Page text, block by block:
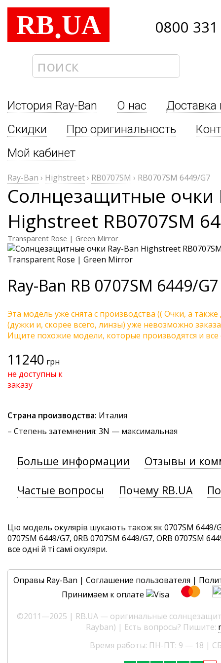
RB.UA 0800
История Ray-Ban О нас
Доставка
Скидки
Про оригинальность
Мой кабинет
Ray-Ban › Highstreet› RB0707SM › RB0707SM 6449/G7
Солнцезащитные очки
Highstreet RB0707SM
Transparent Rose | Green Mirror
Ray-Ban RB 0707SM 6449/G7
Эта модель уже снята с производства (( Очки, а
(дужки и, скорее всего, линзы) уже невозможно
Ищите похожие модели, которые производятся и
11240 грн
не доступны к
заказу
Страна производства: Италия
– Степень затемнения: 3N — максимальная
Больше информации Отзывы и
Частые вопросы Почему RB.UA
Цю модель окулярів шукають також як 0707SM 6449/
0707SM 6449/G7, 0RB 0707SM 6449/G7, ORB 0707SM
все одні й ті самі окуляри.
Оправы Ray-Ban | Соглашение пользователя |
Принимаем к оплате
©2011—2025 | RB.UA — оригинальные
Rayban) | Есть вопросы? Пишите:
Время работы: ПН-ПТ: 9 — 18 |